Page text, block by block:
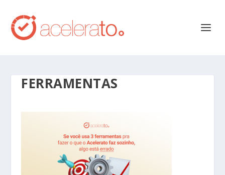
FERRAMENTAS